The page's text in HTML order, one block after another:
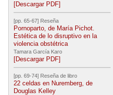
[Descargar PDF]
[pp. 65-67] Reseña
Pornoparto, de María Pichot.
Estética de lo disruptivo en la
violencia obstétrica
Tamara García Karo
[Descargar PDF]
[pp. 69-74] Reseña de libro
22 celdas en Nuremberg, de
Douglas Kelley